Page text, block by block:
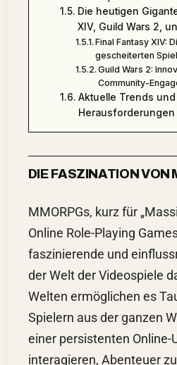
Die heutigen
XIV, Guild Wars 2,
Final Fantasy XIV:
gescheiterten
Guild Wars 2:
Community-
Aktuelle Trends und
Herausforderungen
DIE FASZINATION VON
MMORPGs, kurz für „Massively Multiplayer
Online Role-Playing
faszinierende und
der Welt der Videospiele
Welten ermöglichen es
Spielern aus der ganzen
einer persistenten Online-
interagieren, Abenteuer